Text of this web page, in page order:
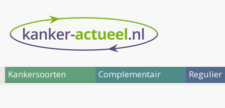
Kankersoorten Complementair Regulier